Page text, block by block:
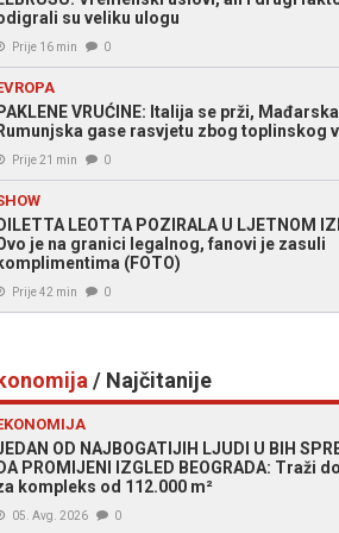
su veliku ulogu
Prije 16 min 0
VRUĆINE: Italija se prži,
gase rasvjetu zbog toplinskog
Prije 21 min 0
LEOTTA POZIRALA U LJETNOM
je na granici legalnog, fanovi je zasuli
(FOTO)
Prije 42 min 0
/ Najčitanije
OD NAJBOGATIJIH LJUDI U BIH
PROMIJENI IZGLED BEOGRADA: Traži
kompleks od 112.000 m²
05. Avg. 2026 0